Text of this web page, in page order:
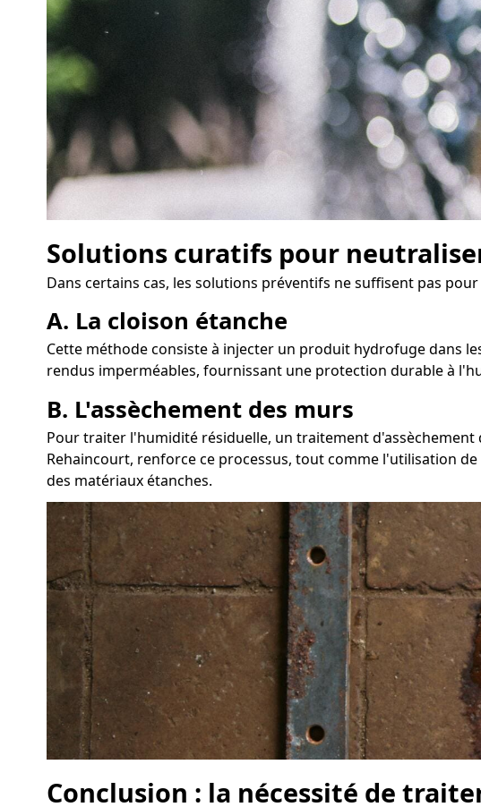
Solutions curatifs pour
Dans certains cas, les solutions préventifs ne suffisent pas
A. La cloison étanche
Cette méthode consiste à injecter un produit hydrofuge dans
rendus imperméables, fournissant une protection durable à
B. L'assèchement des murs
Pour traiter l'humidité résiduelle, un traitement
Rehaincourt, renforce ce processus, tout comme l'utilisation
des matériaux étanches.
Conclusion : la nécessité de